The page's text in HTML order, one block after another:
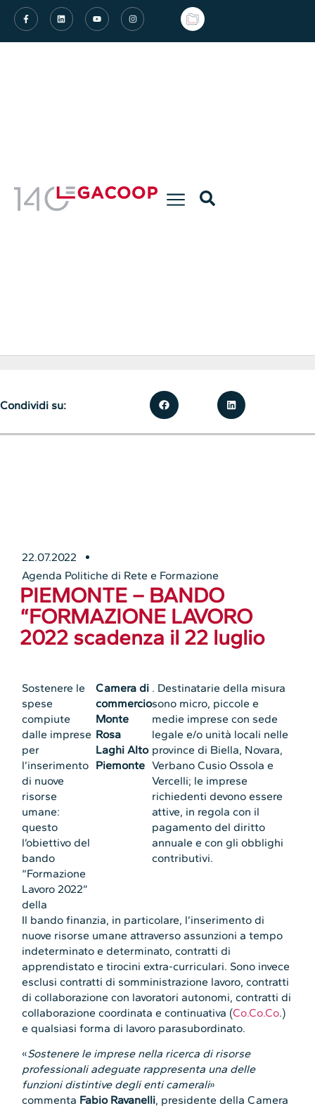
22.07.2022
Agenda Politiche di Rete e Formazione
PIEMONTE – BANDO
“FORMAZIONE LAVORO
2022 scadenza il 22 luglio
Sostenere le
spese
compiute
dalle imprese
per
l’inserimento
di nuove
risorse
umane:
questo
l’obiettivo del
bando
“Formazione
Lavoro 2022”
della
Camera di
commercio
Monte
Rosa
Laghi Alto
Piemonte
. Destinatarie della misura
sono micro, piccole e
medie imprese con sede
legale e/o unità locali nelle
province di Biella, Novara,
Verbano Cusio Ossola e
Vercelli; le imprese
richiedenti devono essere
attive, in regola con il
pagamento del diritto
annuale e con gli obblighi
contributivi.
Il bando finanzia, in particolare, l’inserimento di
nuove risorse umane attraverso assunzioni a tempo
indeterminato e determinato, contratti di
apprendistato e tirocini extra-curriculari. Sono invece
esclusi contratti di somministrazione lavoro, contratti
di collaborazione con lavoratori autonomi, contratti di
collaborazione coordinata e continuativa (Co.Co.Co.)
e qualsiasi forma di lavoro parasubordinato.
«Sostenere le imprese nella ricerca di risorse
professionali adeguate rappresenta una delle
funzioni distintive degli enti camerali»
commenta Fabio Ravanelli, presidente della Camera
Condividi su: